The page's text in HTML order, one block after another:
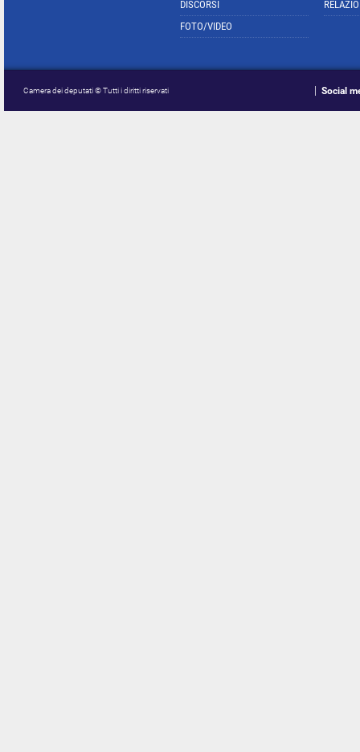
DISCORSI
FOTO/VIDEO
Camera dei deputati © Tutti i diritti riservati Social